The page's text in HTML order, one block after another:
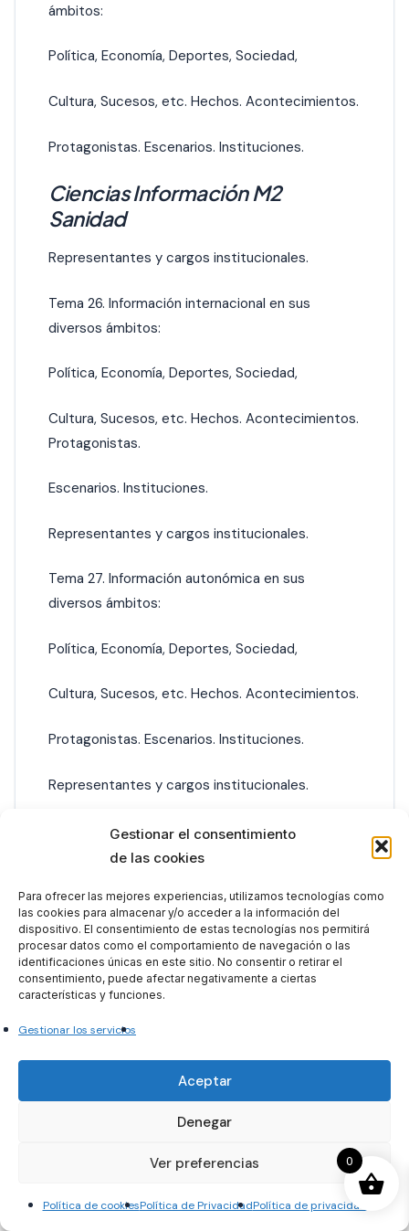
Gestionar el consentimiento
de las cookies
Para ofrecer las mejores experiencias, utilizamos tecnologías como
las cookies para almacenar y/o acceder a la información del
dispositivo. El consentimiento de estas tecnologías nos permitirá
procesar datos como el comportamiento de navegación o las
identificaciones únicas en este sitio. No consentir o retirar el
consentimiento, puede afectar negativamente a ciertas
características y funciones.
Gestionar los servicios
Aceptar
Denegar
Ver preferencias
Política de cookiesPolítica de PrivacidadPolítica de privacidad
ámbitos:
Política, Economía, Deportes, Sociedad,
Cultura, Sucesos, etc. Hechos. Acontecimientos.
Protagonistas. Escenarios. Instituciones.
Ciencias Información M2
Sanidad
Representantes y cargos institucionales.
Tema 26. Información internacional en sus
diversos ámbitos:
Política, Economía, Deportes, Sociedad,
Cultura, Sucesos, etc. Hechos. Acontecimientos.
Protagonistas.
Escenarios. Instituciones.
Representantes y cargos institucionales.
Tema 27. Información autonómica en sus
diversos ámbitos:
Política, Economía, Deportes, Sociedad,
Cultura, Sucesos, etc. Hechos. Acontecimientos.
Protagonistas. Escenarios. Instituciones.
Representantes y cargos institucionales.
Tema 28. Gabinetes de comunicación de las
instituciones
públicas. Objetivos y funciones. Medios
utilizados. Gabinetes y oficinas de comunicación
de la
en el exterior.
Tema 29. Empresas de imagen y asesoría en
comunicación. Servicios que prestan.
Implantación en España. Imagen e identidad
0